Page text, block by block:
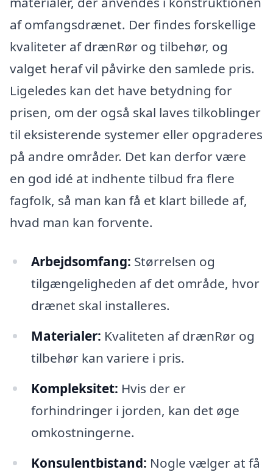
af omfangsdrænet. Der findes forskellige
kvaliteter af drænRør og tilbehør, og
valget heraf vil påvirke den samlede pris.
Ligeledes kan det have betydning for
prisen, om der også skal laves tilkoblinger
til eksisterende systemer eller opgraderes
på andre områder. Det kan derfor være
en god idé at indhente tilbud fra flere
fagfolk, så man kan få et klart billede af,
hvad man kan forvente.
Arbejdsomfang: Størrelsen og
tilgængeligheden af det område, hvor
drænet skal installeres.
Materialer: Kvaliteten af drænRør og
tilbehør kan variere i pris.
Kompleksitet: Hvis der er
forhindringer i jorden, kan det øge
omkostningerne.
Konsulentbistand: Nogle vælger at få